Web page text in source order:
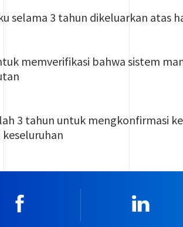
selama 3 tahun dikeluarkan atas
memverifikasi bahwa sistem
3 tahun untuk mengkonfirmasi